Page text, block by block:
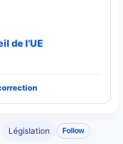
de l'UE
Législation Follow